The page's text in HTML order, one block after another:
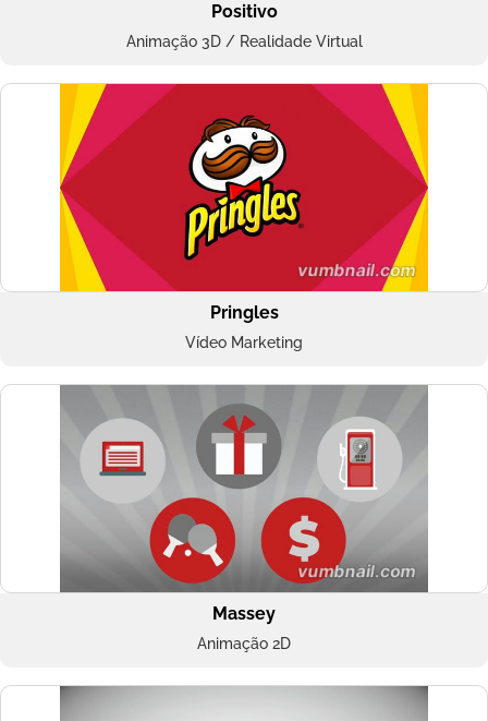
Positivo
Animação 3D / Realidade Virtual
Pringles
Vídeo Marketing
Massey
Animação 2D